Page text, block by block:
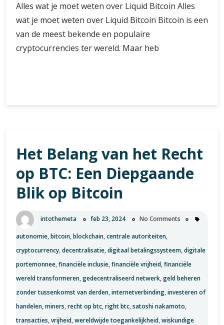
Alles wat je moet weten over Liquid Bitcoin Alles
wat je moet weten over Liquid Bitcoin Bitcoin is een
van de meest bekende en populaire
cryptocurrencies ter wereld. Maar heb
Liquid
Bitcoin:
een
diepgaande
verkenning
deze
innovatieve
variant
de
digitale
valuta
Het Belang van het Recht
op BTC: Een Diepgaande
Blik op Bitcoin
intothemeta feb 23, 2024 No Comments
autonomie,bitcoin,blockchain,centrale autoriteiten,
cryptocurrency,decentralisatie,digitaal betalingssysteem,digitale
portemonnee,financiële inclusie,financiële vrijheid,financiële
wereld transformeren,gedecentraliseerd netwerk,geld beheren
zonder tussenkomst van derden,internetverbinding,investeren of
handelen,miners,recht op btc,right btc,satoshi nakamoto,
transacties,vrijheid,wereldwijde toegankelijkheid,wiskundige